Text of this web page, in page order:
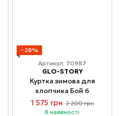
−28%
Артикул: 70987
GLO-STORY
Куртка зимова для
хлопчика Бой 6
1 575 грн 2 200 грн
В наявності